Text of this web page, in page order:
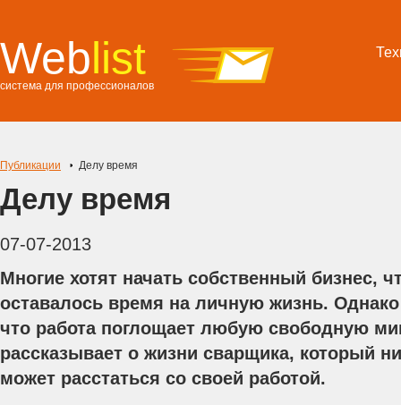
Weblist
система для профессионалов
Публикации Делу время
Делу время
07-07-2013
Многие хотят начать собственный бизнес,
оставалось время на личную жизнь.
что работа поглощает любую свободную
рассказывает о жизни сварщика, который
может расстаться со своей работой.